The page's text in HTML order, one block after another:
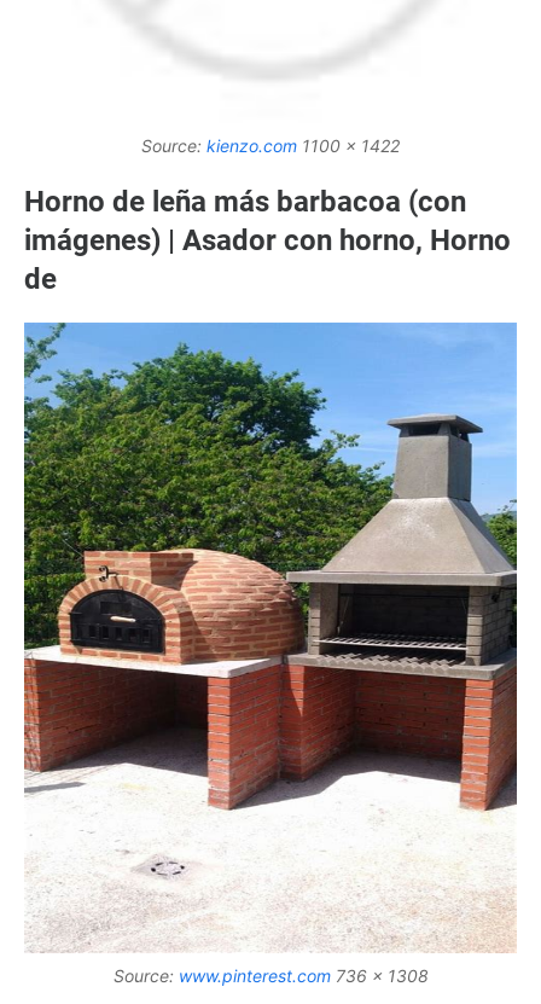
Source: kienzo.com 1100 x 1422
Horno de leña más barbacoa (con
imágenes) | Asador con horno, Horno
de
Source: www.pinterest.com736 x 1308